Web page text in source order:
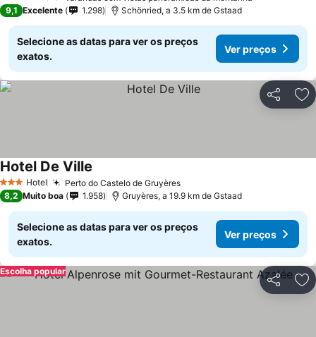
9,1 Excelente 1.298 Schönried, a 3.5 km de Gstaad
Selecione as datas para ver os preços
exatos.
Ver preços
Partilhar
3 EstrelasHotel Perto do Castelo de GruyèresVer preços
Hotel De Ville
8,2 Muito boa 1.958 Gruyères, a 19.9 km de Gstaad
Selecione as datas para ver os preços
exatos.
Ver preços
Partilhar
Escolha popular